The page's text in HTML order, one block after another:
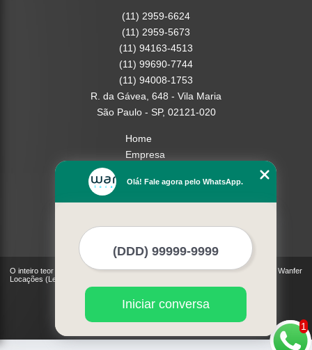
(11) 2959-6624
(11) 2959-5673
(11) 94163-4513
(11) 99690-7744
(11) 94008-1753
R. da Gávea, 648 - Vila Maria
São Paulo - SP, 02121-020
Home
Empresa
Serviços
Contato
O inteiro teor deste site está sujeito à proteção de direitos autorais. Copyright© Wanfer
Locações (Lei 9610 de 19/02/1998)
1
Olá! Fale agora pelo WhatsApp.
Iniciar conversa